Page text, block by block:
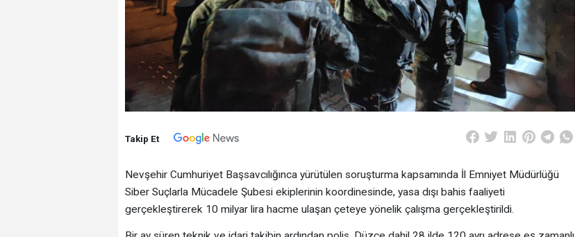
Takip Et
Nevşehir Cumhuriyet Başsavcılığınca yürütülen soruşturma kapsamında İl Emniyet Müdürlüğü
Siber Suçlarla Mücadele Şubesi ekiplerinin koordinesinde, yasa dışı bahis faaliyeti
gerçekleştirerek 10 milyar lira hacme ulaşan çeteye yönelik çalışma gerçekleştirildi.